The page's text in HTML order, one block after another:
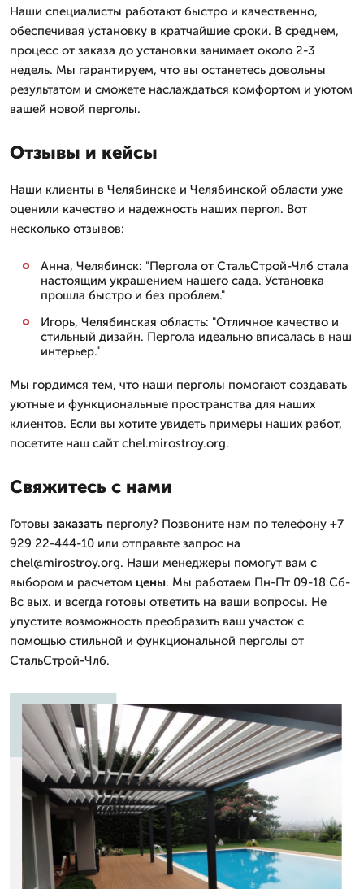
Наши специалисты работают быстро и качественно,
обеспечивая установку в кратчайшие сроки. В среднем,
процесс от заказа до установки занимает около 2-3
недель. Мы гарантируем, что вы останетесь довольны
результатом и сможете наслаждаться комфортом и уютом
вашей новой перголы.
Отзывы и кейсы
Наши клиенты в Челябинске и Челябинской области уже
оценили качество и надежность наших пергол. Вот
несколько отзывов:
Анна, Челябинск: "Пергола от СтальСтрой-Члб стала
настоящим украшением нашего сада. Установка
прошла быстро и без проблем."
Игорь, Челябинская область: "Отличное качество и
стильный дизайн. Пергола идеально вписалась в наш
интерьер."
Мы гордимся тем, что наши перголы помогают создавать
уютные и функциональные пространства для наших
клиентов. Если вы хотите увидеть примеры наших работ,
посетите наш сайт chel.mirostroy.org.
Свяжитесь с нами
Готовы заказать перголу? Позвоните нам по телефону +7
929 22-444-10 или отправьте запрос на
chel@mirostroy.org. Наши менеджеры помогут вам с
выбором и расчетом цены. Мы работаем Пн-Пт 09-18 Сб-
Вс вых. и всегда готовы ответить на ваши вопросы. Не
упустите возможность преобразить ваш участок с
помощью стильной и функциональной перголы от
СтальСтрой-Члб.